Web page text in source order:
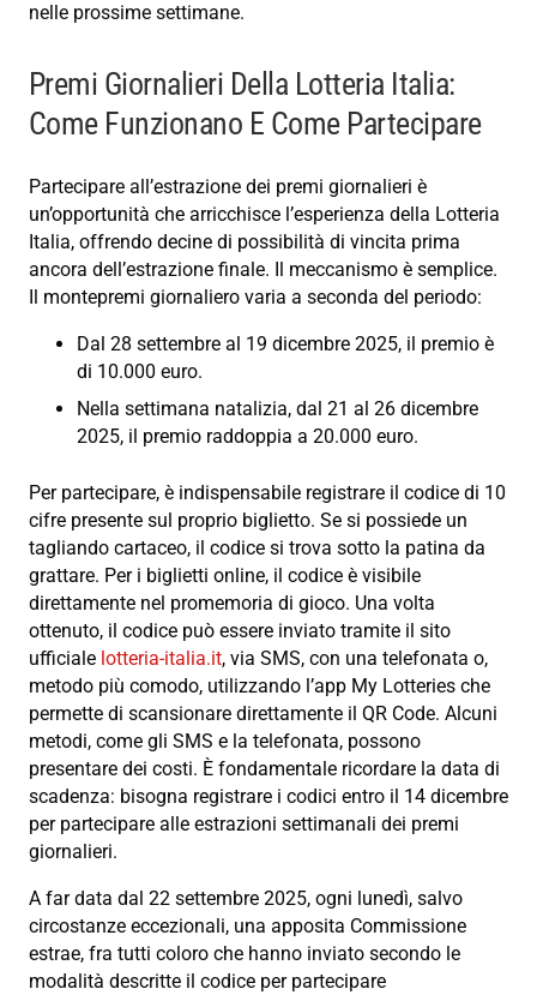
nelle prossime settimane.
Premi Giornalieri Della Lotteria Italia:
Come Funzionano E Come Partecipare
Partecipare all’estrazione dei premi giornalieri è
un’opportunità che arricchisce l’esperienza della Lotteria
Italia, offrendo decine di possibilità di vincita prima
ancora dell’estrazione finale. Il meccanismo è semplice.
Il montepremi giornaliero varia a seconda del periodo:
Dal 28 settembre al 19 dicembre 2025, il premio è
di 10.000 euro.
Nella settimana natalizia, dal 21 al 26 dicembre
2025, il premio raddoppia a 20.000 euro.
Per partecipare, è indispensabile registrare il codice di 10
cifre presente sul proprio biglietto. Se si possiede un
tagliando cartaceo, il codice si trova sotto la patina da
grattare. Per i biglietti online, il codice è visibile
direttamente nel promemoria di gioco. Una volta
ottenuto, il codice può essere inviato tramite il sito
ufficiale lotteria-italia.it, via SMS, con una telefonata o,
metodo più comodo, utilizzando l’app My Lotteries che
permette di scansionare direttamente il QR Code. Alcuni
metodi, come gli SMS e la telefonata, possono
presentare dei costi. È fondamentale ricordare la data di
scadenza: bisogna registrare i codici entro il 14 dicembre
per partecipare alle estrazioni settimanali dei premi
giornalieri.
A far data dal 22 settembre 2025, ogni lunedì, salvo
circostanze eccezionali, una apposita Commissione
estrae, fra tutti coloro che hanno inviato secondo le
modalità descritte il codice per partecipare